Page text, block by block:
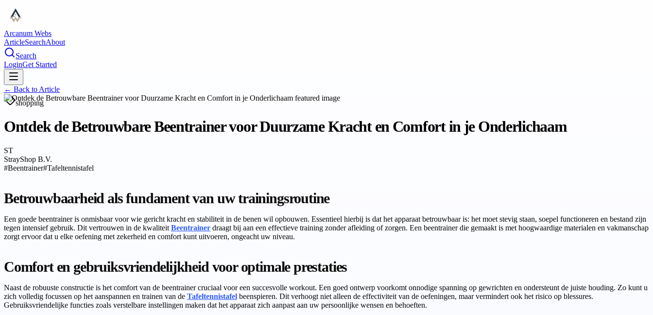
Arcanum Webs
ArticleSearchAbout
Search
LoginGet Started
← Back to Article
shopping
Ontdek de Betrouwbare Beentrainer voor Duurzame Kracht en Comfort in je Onderlichaam
ST
StrayShop B.V.
#Beentrainer#Tafeltennistafel
Betrouwbaarheid als fundament van uw trainingsroutine
Een goede beentrainer is onmisbaar voor wie gericht kracht en stabiliteit in de benen wil opbouwen. Essentieel hierbij is dat het apparaat betrouwbaar is: het moet stevig staan, soepel functioneren en bestand zijn
tegen intensief gebruik. Dit vertrouwen in de kwaliteit Beentrainer draagt bij aan een effectieve training zonder afleiding of zorgen. Een beentrainer die gemaakt is met hoogwaardige materialen en vakmanschap
zorgt ervoor dat u elke oefening met zekerheid en comfort kunt uitvoeren, ongeacht uw niveau.
Comfort en gebruiksvriendelijkheid voor optimale prestaties
Naast de robuuste constructie is het comfort van de beentrainer cruciaal voor een succesvolle workout. Een goed ontwerp voorkomt onnodige spanning op gewrichten en ondersteunt de juiste houding. Zo kunt u
zich volledig focussen op het aanspannen en trainen van de Tafeltennistafel beenspieren. Dit verhoogt niet alleen de effectiviteit van de oefeningen, maar vermindert ook het risico op blessures.
Gebruiksvriendelijke functies zoals verstelbare instellingen maken dat het apparaat zich aanpast aan uw persoonlijke wensen en behoeften.